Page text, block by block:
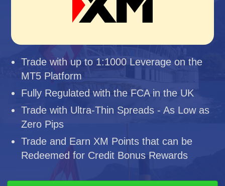
Trade with up to 1:1000 Leverage on the
MT5 Platform
Fully Regulated with the FCA in the UK
Trade with Ultra-Thin Spreads - As Low as
Zero Pips
Trade and Earn XM Points that can be
Redeemed for Credit Bonus Rewards